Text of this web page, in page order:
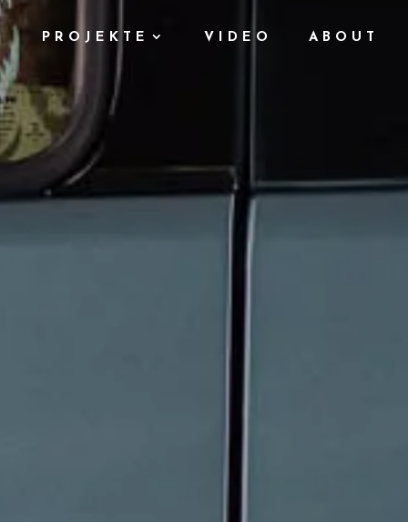
PROJEKTE VIDEO ABOUT